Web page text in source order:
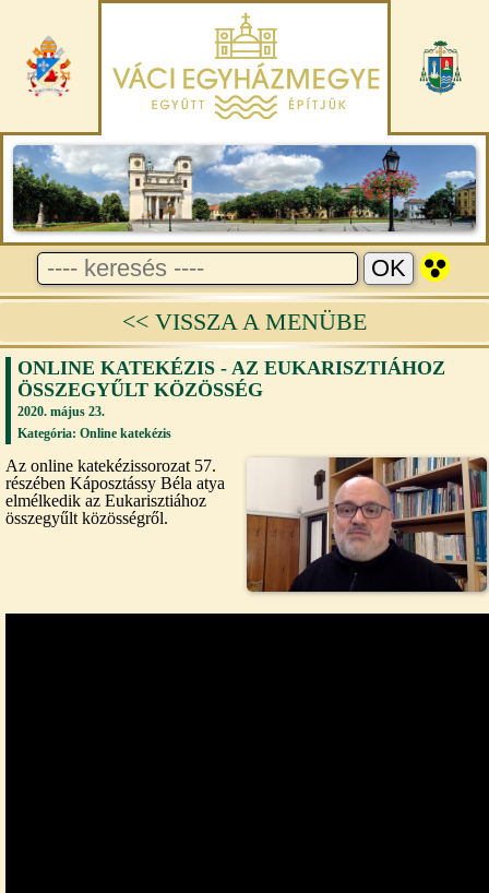
<< VISSZA A MENÜBE
ONLINE KATEKÉZIS - AZ EUKARISZTIÁHOZ
ÖSSZEGYŰLT KÖZÖSSÉG
2020. május 23.
Kategória: Online katekézis
Az online katekézissorozat 57.
részében Káposztássy Béla atya
elmélkedik az Eukarisztiához
összegyűlt közösségről.